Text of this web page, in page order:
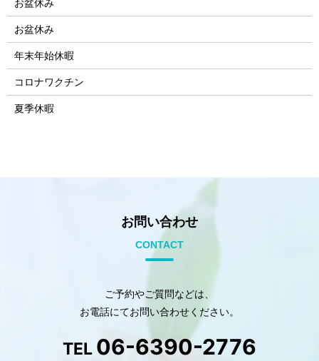
お盆休み
お盆休み
年末年始休暇
コロナワクチン
夏季休暇
お問い合わせ
CONTACT
ご予約やご質問などは、
お電話にてお問い合わせください。
TEL 06-6390-2776